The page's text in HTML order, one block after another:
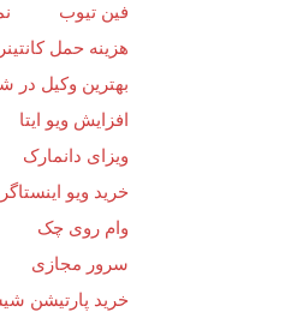
فین تیوب
هزینه حمل
بهترین وکیل در
افزایش ویو ایتا
ویزای دانمارک
خرید ویو
وام روی چک
سرور مجازی
خرید پارتیشن